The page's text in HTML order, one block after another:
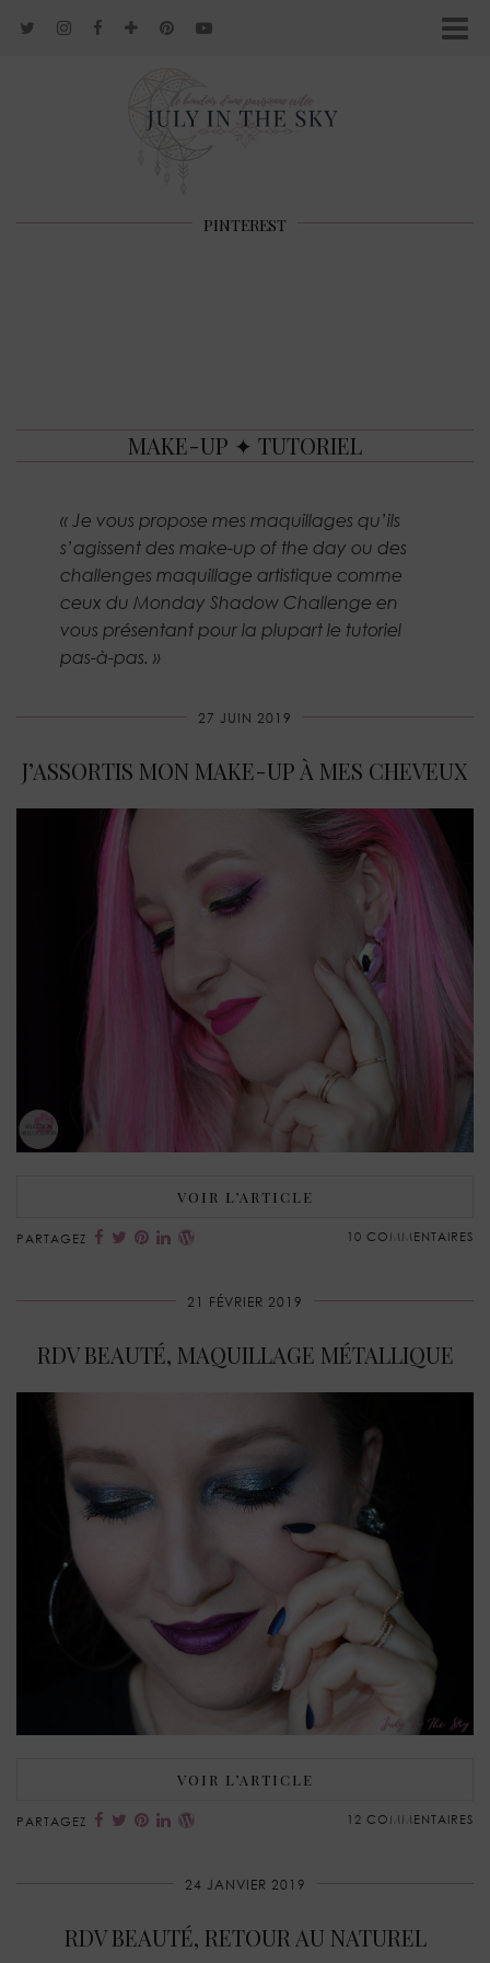
PINTEREST
MAKE-UP ✦ TUTORIEL
« Je vous propose mes maquillages qu’ils
s’agissent des make-up of the day ou des
challenges maquillage artistique comme
ceux du Monday Shadow Challenge en
vous présentant pour la plupart le tutoriel
pas-à-pas. »
27 JUIN 2019
J’ASSORTIS MON MAKE-UP À MES CHEVEUX
VOIR L’ARTICLE
PARTAGEZ 10 COMMENTAIRES
21 FÉVRIER 2019
RDV BEAUTÉ, MAQUILLAGE MÉTALLIQUE
VOIR L’ARTICLE
PARTAGEZ 12 COMMENTAIRES
24 JANVIER 2019
RDV BEAUTÉ, RETOUR AU NATUREL